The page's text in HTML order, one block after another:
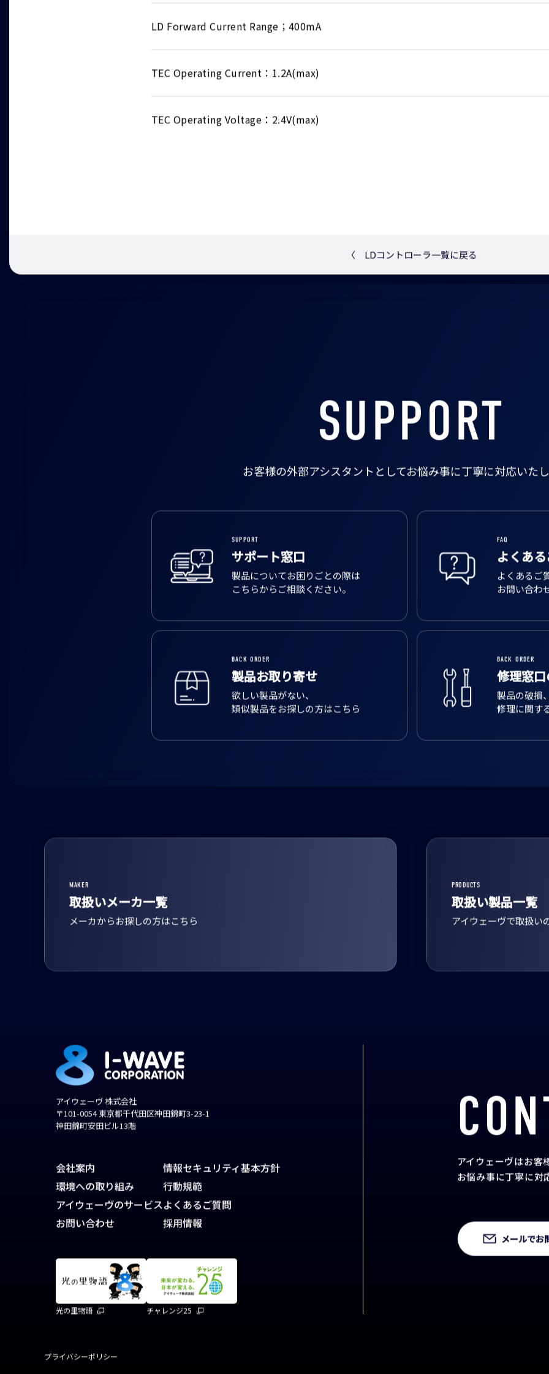
LD Forward Current Range；400mA
TEC Operating Current：1.2A(max)
TEC Operating Voltage：2.4V(max)
〈 LDコントローラ一覧に戻る
SUPPORT
お客様の外部アシスタントとしてお悩み事に丁寧に対応いた
SUPPORT
サポート窓口
製品についてお困りごとの際は
こちらからご相談ください。
FAQ
よくあ
よくあるご
お問い合わ
BACK ORDER
製品お取り寄せ
欲しい製品がない、
類似製品をお探しの方はこちら
BACK ORDER
修理窓
製品の破損
修理に関す
MAKER
取扱いメーカ一覧
メーカからお探しの方はこちら
PRODUCTS
取扱い製品一覧
アイウェーヴで取扱い
アイウェーヴはお客
お悩み事に丁寧に対
メールでお
アイウェーヴ 株式会社
〒101-0054 東京都千代田区神田錦町3-23-1
神田錦町安田ビル13階
会社案内
環境への取り組み
アイウェーヴのサービス
お問い合わせ
情報セキュリティ基本方針
行動規範
よくあるご質問
採用情報
光の里物語 チャレンジ25
プライバシーポリシー